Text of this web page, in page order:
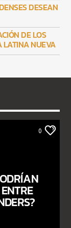
DESEAN
DE LOS
LATINA NUEVA
0